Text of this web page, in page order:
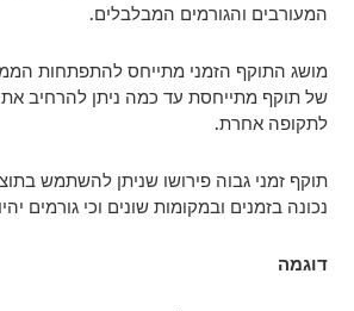
המעורבים והגורמים המבלבלים.
מושג התוקף הזמני מתייחס להתפתחות
של תוקף מתייחסת עד כמה ניתן להרחיב
לתקופה אחרת.
תוקף זמני גבוה פירושו שניתן להשתמש
נכונה בזמנים ובמקומות שונים וכי גורמים
דוגמה